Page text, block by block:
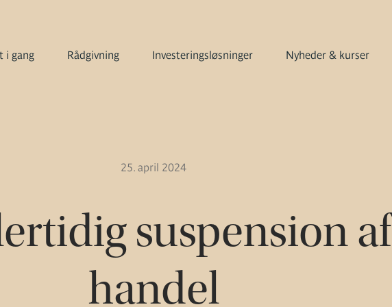
i gang Rådgivning Investeringsløsninger Nyheder & kurser
25. april 2024
suspension af
handel